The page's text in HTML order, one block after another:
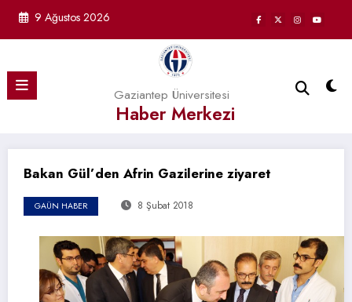
9 Ağustos 2026
Gaziantep Üniversitesi
Haber Merkezi
Bakan Gül’den Afrin Gazilerine ziyaret
GAÜN HABER 8 Şubat 2018